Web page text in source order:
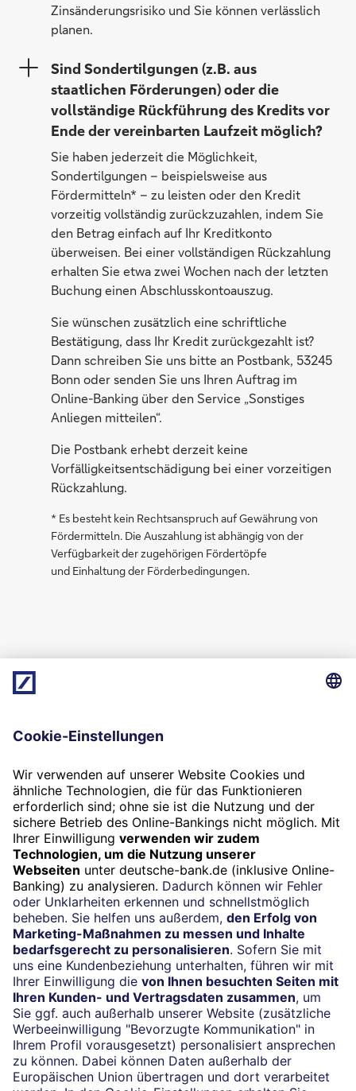
Zinsänderungsrisiko und Sie können verlässlich
planen.
Sind Sondertilgungen (z.B. aus
staatlichen Förderungen) oder die
vollständige Rückführung des Kredits vor
Ende der vereinbarten Laufzeit möglich?
Sie haben jederzeit die Möglichkeit,
Sondertilgungen – beispielsweise aus
Fördermitteln* – zu leisten oder den Kredit
vorzeitig vollständig zurückzuzahlen, indem Sie
den Betrag einfach auf Ihr Kreditkonto
überweisen. Bei einer vollständigen Rückzahlung
erhalten Sie etwa zwei Wochen nach der letzten
Buchung einen Abschlusskontoauszug.
Sie wünschen zusätzlich eine schriftliche
Bestätigung, dass Ihr Kredit zurückgezahlt ist?
Dann schreiben Sie uns bitte an Postbank, 53245
Bonn oder senden Sie uns Ihren Auftrag im
Online-Banking über den Service „Sonstiges
Anliegen mitteilen“.
Die Postbank erhebt derzeit keine
Vorfälligkeitsentschädigung bei einer vorzeitigen
Rückzahlung.
* Es besteht kein Rechtsanspruch auf Gewährung von
Fördermitteln. Die Auszahlung ist abhängig von der
Verfügbarkeit der zugehörigen Fördertöpfe
und Einhaltung der Förderbedingungen.
Darlehensgeber in der Deutsche Bank Gruppe:
Postbank – eine Niederlassung der Deutsche Bank AG,
Impressum
Konditionen und Preise